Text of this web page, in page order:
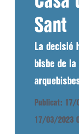
Sant
La decisió
bisbe de
Publicat: 17/
17/03/2023